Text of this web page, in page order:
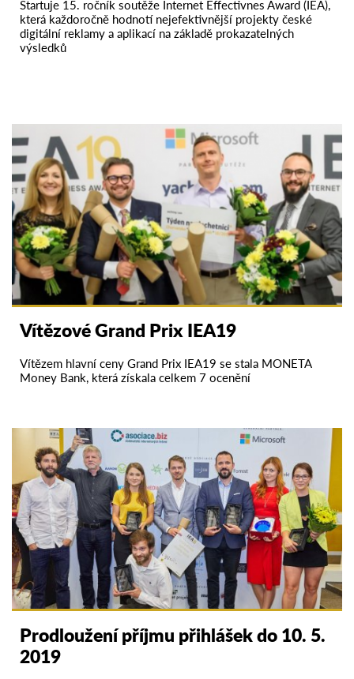
Startuje 15. ročník soutěže Internet Effectivnes Award (IEA),
která každoročně hodnotí nejefektivnější projekty české
digitální reklamy a aplikací na základě prokazatelných
výsledků
Vítězové Grand Prix IEA19
Vítězem hlavní ceny Grand Prix IEA19 se stala MONETA
Money Bank, která získala celkem 7 ocenění
Prodloužení příjmu přihlášek do 10. 5.
2019